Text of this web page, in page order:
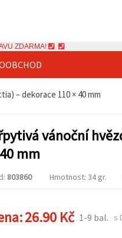
ZDARMA!
– dekorace 110 × 40 mm
vánoční
mm
803860 Hmotnost: 34 gr.
26.90 Kč 1-9 bal. s